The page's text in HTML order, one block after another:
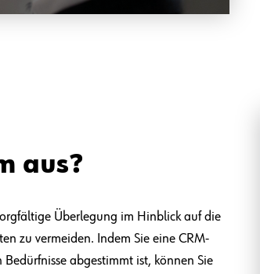
aus?
Überlegung im Hinblick auf die
zu vermeiden. Indem Sie eine CRM-
abgestimmt ist, können Sie